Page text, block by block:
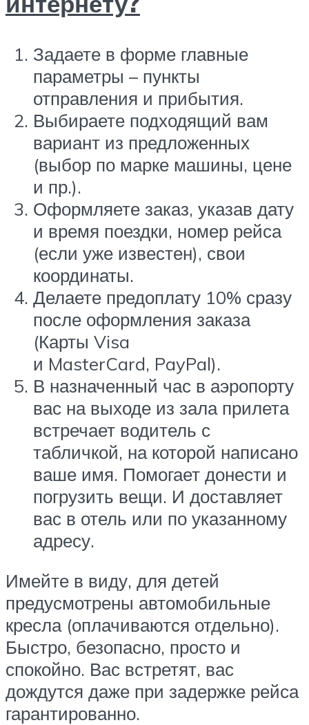
Задаете в форме главные
параметры – пункты
отправления и прибытия.
Выбираете подходящий вам
вариант из предложенных
(выбор по марке машины, цене
и пр.).
Оформляете заказ, указав дату
и время поездки, номер рейса
(если уже известен), свои
координаты.
Делаете предоплату 10% сразу
после оформления заказа
(Карты Visa
и MasterCard, PayPal).
В назначенный час в аэропорту
вас на выходе из зала прилета
встречает водитель с
табличкой, на которой написано
ваше имя. Помогает донести и
погрузить вещи. И доставляет
вас в отель или по указанному
адресу.
Имейте в виду, для детей
предусмотрены автомобильные
кресла (оплачиваются отдельно).
Быстро, безопасно, просто и
спокойно. Вас встретят, вас
дождутся даже при задержке рейса
гарантированно.